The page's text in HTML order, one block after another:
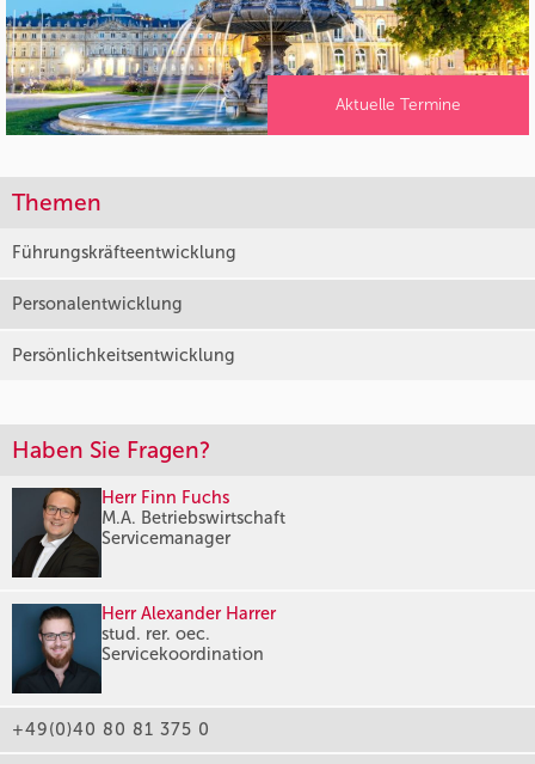
Aktuelle Termine
Themen
Führungskräfteentwicklung
Personalentwicklung
Persönlichkeitsentwicklung
Haben Sie Fragen?
Herr Finn Fuchs
M.A. Betriebswirtschaft
Servicemanager
Herr Alexander Harrer
stud. rer. oec.
Servicekoordination
+49(0)40 80 81 375 0